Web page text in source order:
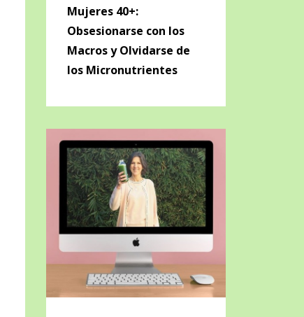
Mujeres 40+:
Obsesionarse con los
Macros y Olvidarse de
los Micronutrientes